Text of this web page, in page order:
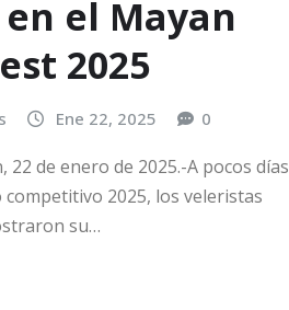
el Mayan
2025
Ene 22, 2025 0
22 de enero de 2025.-A pocos días
competitivo 2025, los veleristas
su…